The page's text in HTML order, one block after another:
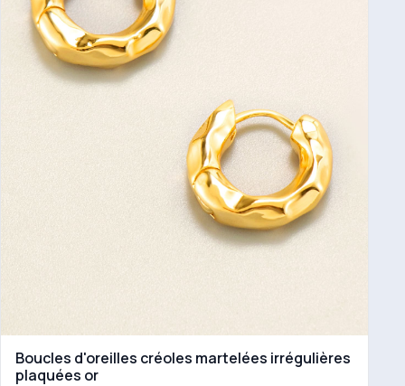
Boucles d'oreilles créoles martelées irrégulières
plaquées or